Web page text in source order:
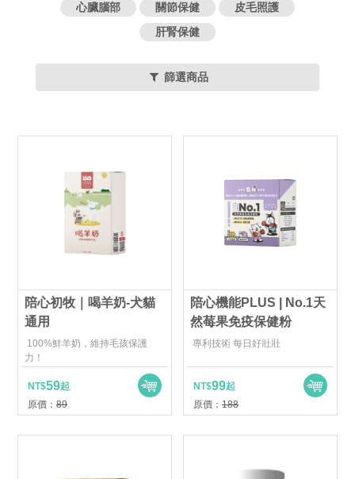
心臟腦部
關節保健
皮毛照護
肝腎保健
篩選商品
陪心初牧｜喝羊奶-犬貓
通用
100%鮮羊奶，維持毛孩保護
力！
NT$59起
原價： 89
陪心機能PLUS | No.1天
然莓果免疫保健粉
專利技術 每日好壯壯
NT$99起
原價： 188